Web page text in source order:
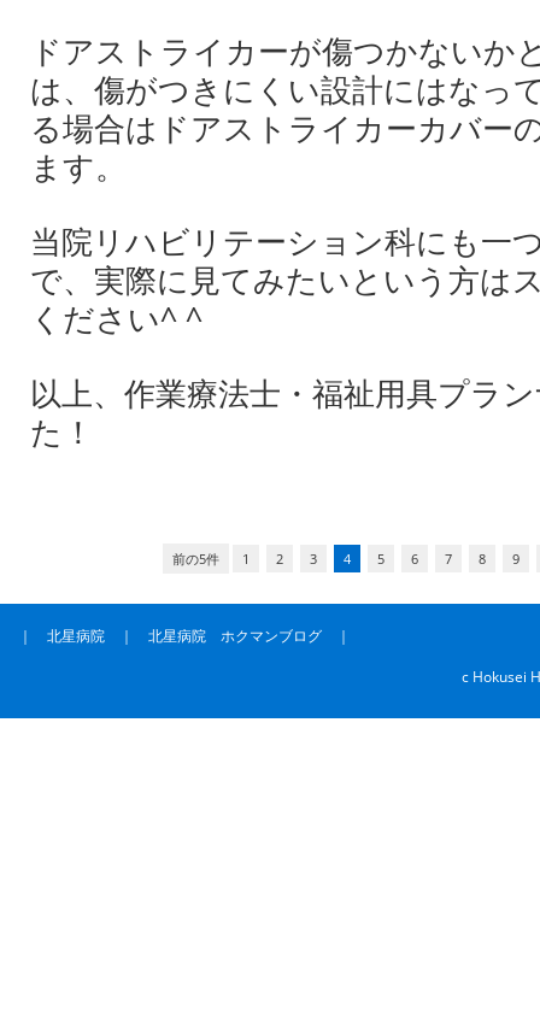
ドアストライカーが傷つかないか
は、傷がつきにくい設計にはなっ
る場合はドアストライカーカバー
ます。
当院リハビリテーション科にも一
で、実際に見てみたいという方は
ください^ ^
以上、作業療法士・福祉用具プラ
た！
前の5件 1 2 3 4 5 6 7 8 9
｜ 北星病院 ｜ 北星病院 ホクマンブログ ｜
c Hokusei